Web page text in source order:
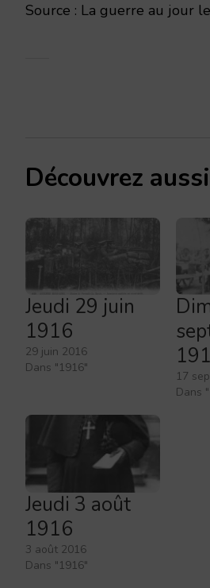
Source : La guerre au jour
Découvrez aussi
Jeudi 29 juin
1916
29 juin 2016
Dans "1916"
17
Dans
Jeudi 3 août
1916
3 août 2016
Dans "1916"